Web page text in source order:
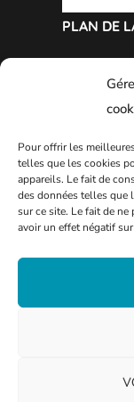
Pour offrir les
telles que les cookies
appareils. Le fait de
des données telles que
sur ce site. Le fait de
avoir un effet négatif
PLAN DE